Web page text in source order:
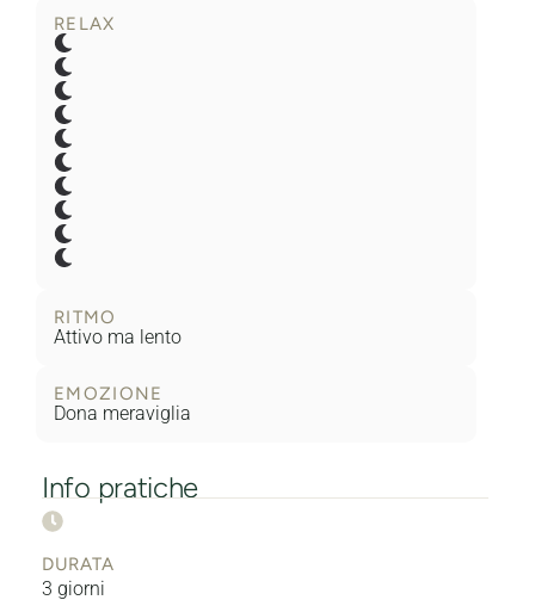
RELAX
RITMO
Attivo ma lento
EMOZIONE
Dona meraviglia
Info pratiche
DURATA
3 giorni